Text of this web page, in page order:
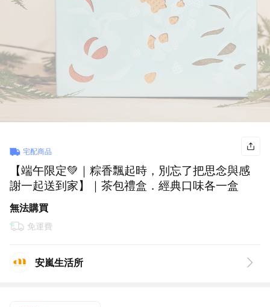
宅配商品
【端午限定💚｜粽香飄起時，別忘了把思念與感
謝一起送到家】｜茶包禮盒．經典口味各一盒
無法購買
免運費
安嵐生活所